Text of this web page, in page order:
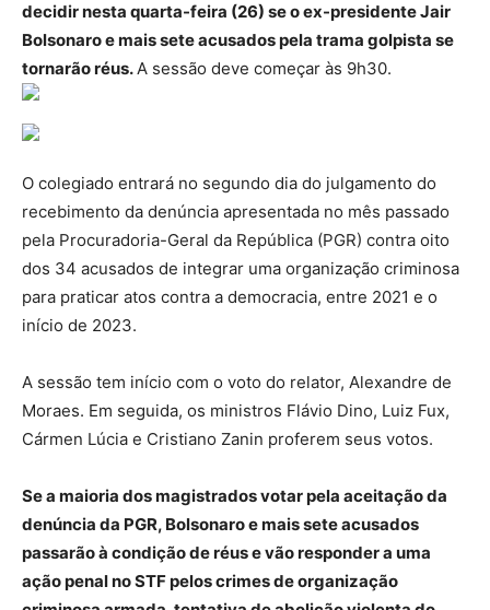
decidir nesta quarta-feira (26) se o ex-presidente Jair
Bolsonaro e mais sete acusados pela trama golpista se
tornarão réus.A sessão deve começar às 9h30.
O colegiado entrará no segundo dia do julgamento do
recebimento da denúncia apresentada no mês passado
pela Procuradoria-Geral da República (PGR) contra oito
dos 34 acusados de integrar uma organização criminosa
para praticar atos contra a democracia, entre 2021 e o
início de 2023.
A sessão tem início com o voto do relator, Alexandre de
Moraes. Em seguida, os ministros Flávio Dino, Luiz Fux,
Cármen Lúcia e Cristiano Zanin proferem seus votos.
Se a maioria dos magistrados votar pela aceitação da
denúncia da PGR, Bolsonaro e mais sete acusados
passarão à condição de réus e vão responder a uma
ação penal no STF pelos crimes de organização